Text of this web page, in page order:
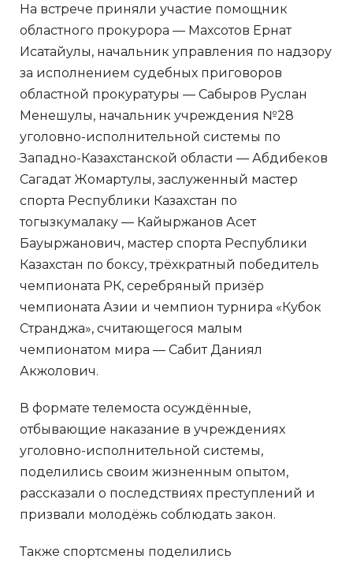
На встрече приняли участие помощник
областного прокурора — Махсотов Ернат
Исатайулы, начальник управления по надзору
за исполнением судебных приговоров
областной прокуратуры — Сабыров Руслан
Менешулы, начальник учреждения №28
уголовно-исполнительной системы по
Западно-Казахстанской области — Абдибеков
Сагадат Жомартулы, заслуженный мастер
спорта Республики Казахстан по
тогызкумалаку — Кайыржанов Аcет
Бауыржанович, мастер спорта Республики
Казахстан по боксу, трёхкратный победитель
чемпионата РК, серебряный призёр
чемпионата Азии и чемпион турнира «Кубок
Странджа», считающегося малым
чемпионатом мира — Сабит Даниял
Акжолович.
В формате телемоста осуждённые,
отбывающие наказание в учреждениях
уголовно-исполнительной системы,
поделились своим жизненным опытом,
рассказали о последствиях преступлений и
призвали молодёжь соблюдать закон.
Также спортсмены поделились